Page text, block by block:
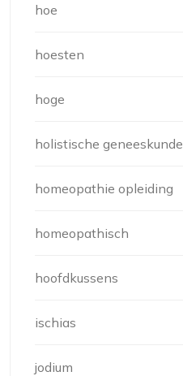
hoe
hoesten
hoge
holistische geneeskunde
homeopathie opleiding
homeopathisch
hoofdkussens
ischias
jodium